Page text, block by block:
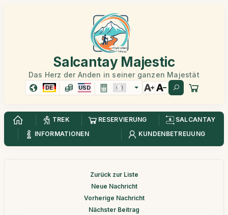
Salcantay Majestic
Das Herz der Anden in seiner ganzen Majestät
DE USD
TREK RESERVIERUNG
SALCANTAY
INFORMATIONEN
KUNDENBETREUUNG
Zurück zur Liste
Neue Nachricht
Vorherige Nachricht
Nächster Beitrag